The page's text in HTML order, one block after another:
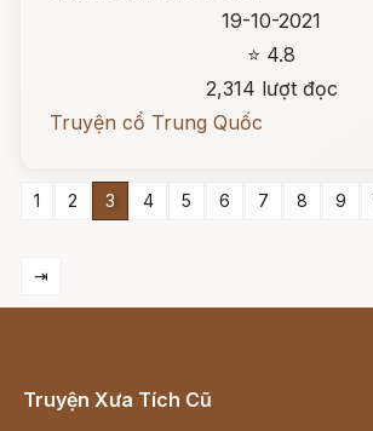
19-10-2021
⭐ 4.8
2,314 lượt đọc
Truyện cổ Trung Quốc
1 2 3 4 5 6 7 8 9
⇥
Truyện Xưa Tích Cũ